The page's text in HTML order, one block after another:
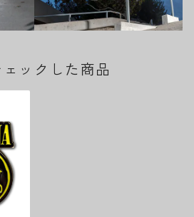
ックした商品